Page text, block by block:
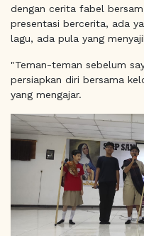
dengan cerita fabel
presentasi bercerita, ada
lagu, ada pula yang
"Teman-teman sebelum
persiapkan diri bersama
yang mengajar.